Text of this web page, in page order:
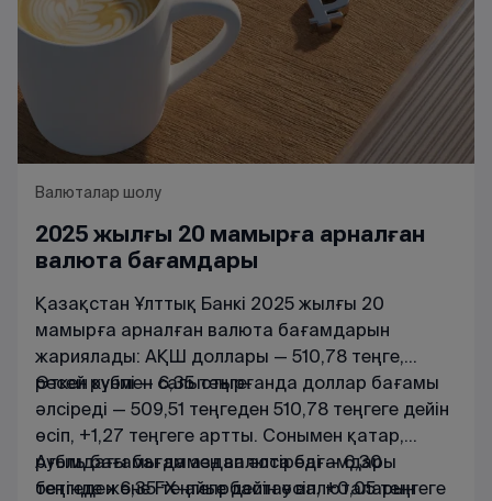
Валюталар шолу
2025 жылғы 20 мамырға арналған
валюта бағамдары
Қазақстан Ұлттық Банкі 2025 жылғы 20
мамырға арналған валюта бағамдарын
жариялады: АҚШ доллары — 510,78 теңге,
ресей рублі — 6,35 теңге.
Өткен күнмен салыстырғанда доллар бағамы
әлсіреді — 509,51 теңгеден 510,78 теңгеге дейін
өсіп, +1,27 теңгеге артты. Сонымен қатар,
рубль бағамы да аздап әлсіреді — 6,30
теңгеден 6,35 теңгеге дейін өсіп, +0,05 теңгеге
Ағымдағыбағамменвалютабағамдары
бетіндежәнеFX-айырбастаувалюталарын